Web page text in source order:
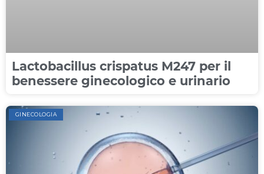
Lactobacillus crispatus M247 per il
benessere ginecologico e urinario
GINECOLOGIA